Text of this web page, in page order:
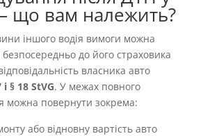
що вам належить?
іншого водія вимоги можна
до його страховика
власника авто
і § 18 StVG. У межах повного
можна повернути зокрема:
або відновну вартість авто